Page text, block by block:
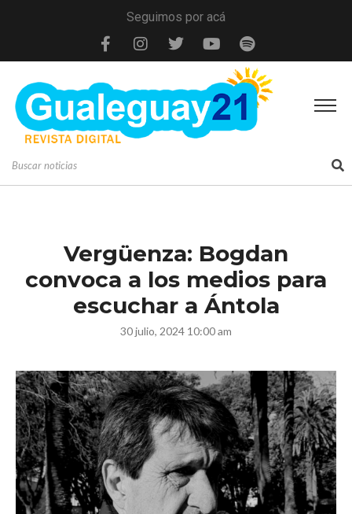
Seguimos por acá
Vergüenza: Bogdan
convoca a los medios para
escuchar a Ántola
30 julio, 2024 10:00 am